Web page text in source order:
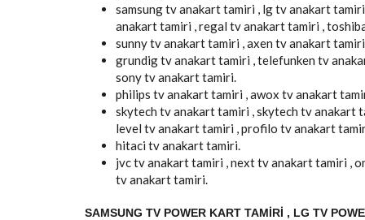
samsung tv anakart tamiri , lg tv anakart
anakart tamiri , regal tv anakart tamiri ,
sunny tv anakart tamiri , axen tv anakart
grundig tv anakart tamiri , telefunken tv
sony tv anakart tamiri.
philips tv anakart tamiri , awox tv anakart
skytech tv anakart tamiri , skytech tv anakart
level tv anakart tamiri , profilo tv anakart
hitaci tv anakart tamiri.
jvc tv anakart tamiri , next tv anakart tamiri ,
tv anakart tamiri.
SAMSUNG TV POWER KART TAMIRI , LG TV